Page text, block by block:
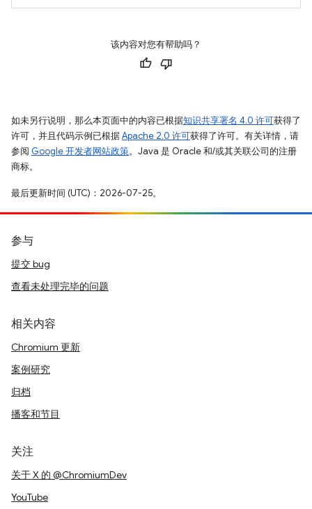
该内容对您有帮助吗？
如未另行说明，那么本页面中的内容已根据知识共享署名 4.0 许可获得了
许可，并且代码示例已根据Apache 2.0 许可获得了许可。有关详情，请
参阅 Google 开发者网站政策。Java 是 Oracle 和/或其关联公司的注册
商标。
最后更新时间 (UTC)：2026-07-25。
参与
提交 bug
查看未处理完毕的问题
相关内容
Chromium 更新
案例研究
归档
播客和节目
关注
关于 X 的 @ChromiumDev
YouTube